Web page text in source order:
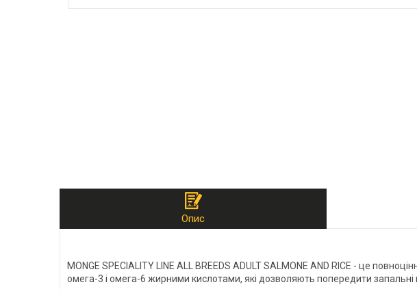
Опис
MONGE SPECIALITY LINE ALL BREEDS ADULT SALMONE AND RICE - це
омега-3 і омега-6 жирними кислотами, які дозволяють попередити запальні